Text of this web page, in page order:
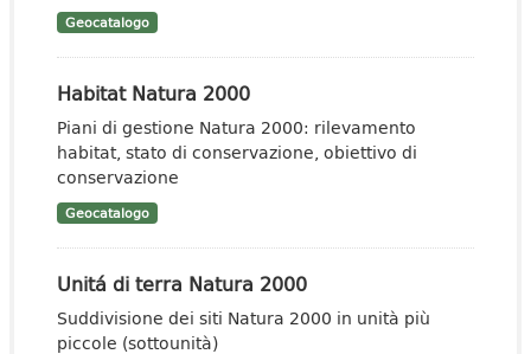
Geocatalogo
Habitat Natura 2000
Piani di gestione Natura 2000: rilevamento
habitat, stato di conservazione, obiettivo di
conservazione
Geocatalogo
Unitá di terra Natura 2000
Suddivisione dei siti Natura 2000 in unità più
piccole (sottounità)